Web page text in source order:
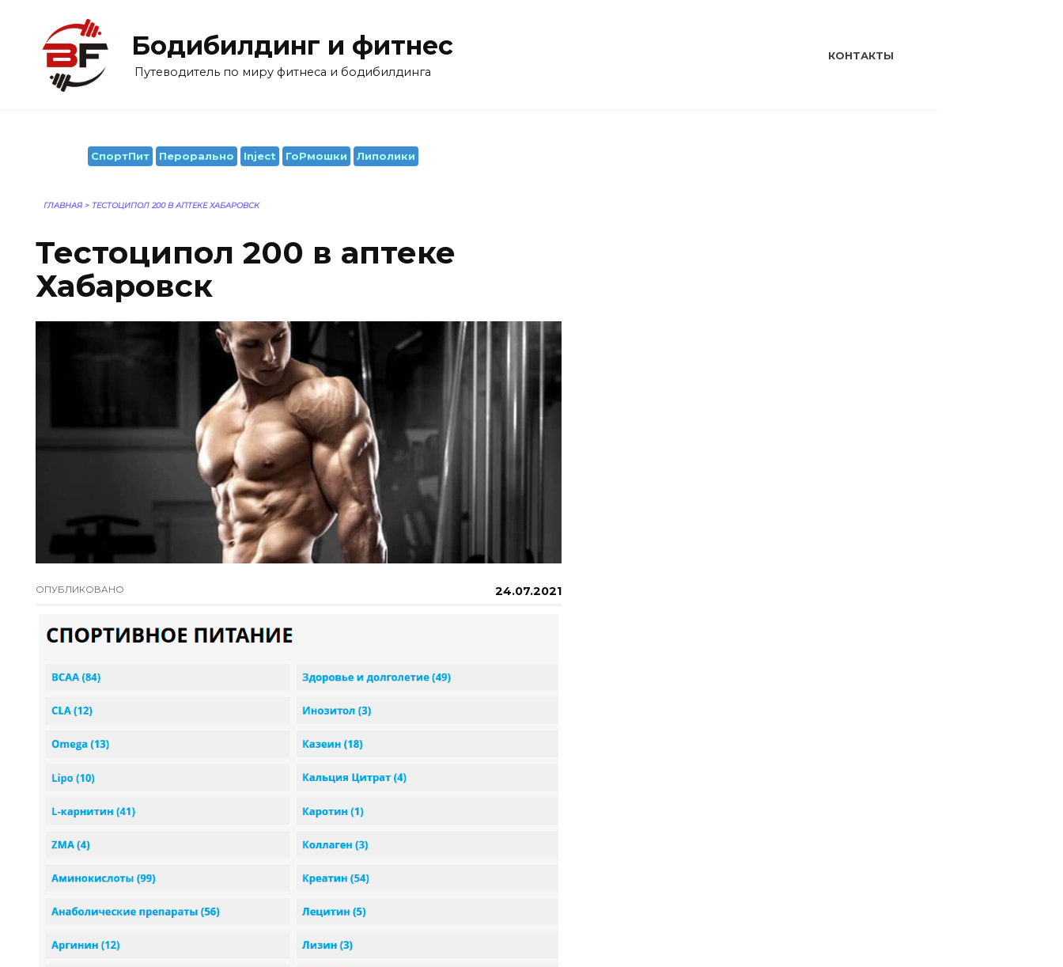
содержанию
Бодибилдинг и фитнес
Путеводитель по миру фитнеса и бодибилдинга
КОНТАКТЫ
СпортПит Перорально Inject ГоРмошки Липолики
ГЛАВНАЯ > ТЕСТОЦИПОЛ 200 В АПТЕКЕ ХАБАРОВСК
Тестоципол 200 в аптеке
Хабаровск
ОПУБЛИКОВАНО 24.07.2021